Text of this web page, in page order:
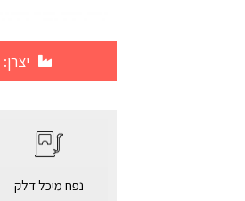
יצרן:
נפח מיכל דלק